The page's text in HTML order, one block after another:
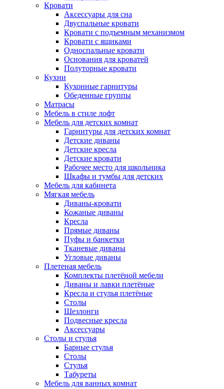
Кровати
Аксессуары для сна
Двуспальные кровати
Кровати с подъемным механизмом
Кровати с ящиками
Односпальные кровати
Основания для кроватей
Полуторные кровати
Кухни
Кухонные гарнитуры
Обеденные группы
Матрасы
Мебель в стиле лофт
Мебель для детских комнат
Гарнитуры для детских комнат
Детские диваны
Детские кресла
Детские кровати
Рабочее место для школьника
Шкафы и тумбы для детских
Мебель для кабинета
Мягкая мебель
Диваны-кровати
Кожаные диваны
Кресла
Прямые диваны
Пуфы и банкетки
Тканевые диваны
Угловые диваны
Плетеная мебель
Комплекты плетёной мебели
Диваны и лавки плетёные
Кресла и стулья плетёные
Столы
Шезлонги
Подвесные кресла
Аксессуары
Столы и стулья
Барные стулья
Столы
Стулья
Табуреты
Мебель для ванных комнат